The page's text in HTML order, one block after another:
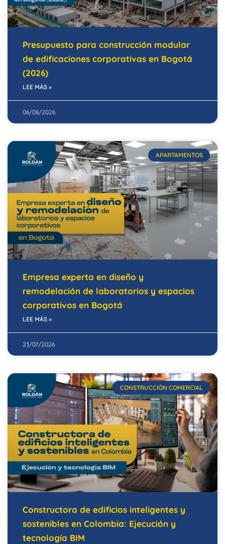
Presupuesto para construcción modular
de edificaciones corporativas en Bogotá
(2026)
LEE MÁS »
06/08/2026
APARTAMENTOS
Empresa experta en diseño y
remodelación de laboratorios y espacios
corporativos en Bogotá
LEE MÁS »
23/07/2026
CONSTRUCCIÓN COMERCIAL
Constructora de edificios inteligentes y
sostenibles en Colombia: Ejecución y
tecnología BIM